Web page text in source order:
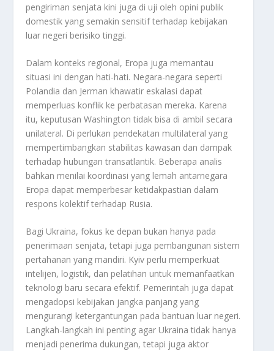
pengiriman senjata kini juga di uji oleh opini publik
domestik yang semakin sensitif terhadap kebijakan
luar negeri berisiko tinggi.
Dalam konteks regional, Eropa juga memantau
situasi ini dengan hati-hati. Negara-negara seperti
Polandia dan Jerman khawatir eskalasi dapat
memperluas konflik ke perbatasan mereka. Karena
itu, keputusan Washington tidak bisa di ambil secara
unilateral. Di perlukan pendekatan multilateral yang
mempertimbangkan stabilitas kawasan dan dampak
terhadap hubungan transatlantik. Beberapa analis
bahkan menilai koordinasi yang lemah antarnegara
Eropa dapat memperbesar ketidakpastian dalam
respons kolektif terhadap Rusia.
Bagi Ukraina, fokus ke depan bukan hanya pada
penerimaan senjata, tetapi juga pembangunan sistem
pertahanan yang mandiri. Kyiv perlu memperkuat
intelijen, logistik, dan pelatihan untuk memanfaatkan
teknologi baru secara efektif. Pemerintah juga dapat
mengadopsi kebijakan jangka panjang yang
mengurangi ketergantungan pada bantuan luar negeri.
Langkah-langkah ini penting agar Ukraina tidak hanya
menjadi penerima dukungan, tetapi juga aktor